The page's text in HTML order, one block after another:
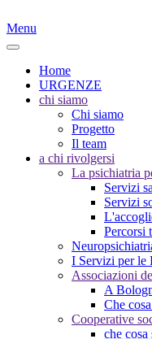
Menu
Home
URGENZE
chi siamo
Chi siamo
Progetto
Il team
a chi rivolgersi
La psichiatria
Servizi
Servizi
Percorsi
I Servizi per le
Associazioni
A
Che
Cooperative
che cosa